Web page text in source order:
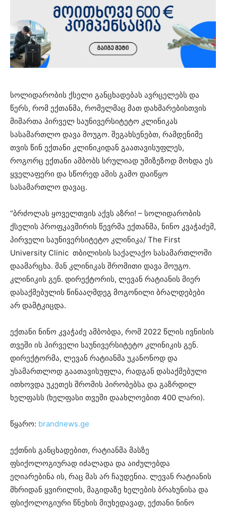
სოლიდარობის ქსელი განცხადებას ავრცელებს და
წერს, რომ ექთანმა, რომელმაც მათ დახმარებისთვის
მიმართა პირველ საუნივერსიტეტო კლინიკას
სასამართლო დავა მოუგო. შეგახსენებთ, რამდენიმე
თვის წინ ექთანი კლინიკიდან გაათავისუფლეს,
როგორც ექთანი ამბობს სრულიად უმიზეზოდ მოხდა ეს
ყველაფერი და სწორედ ამის გამო დაიწყო
სასამართლო დავაც.
“ბრძოლას ყოველთვის აქვს აზრი! – სოლიდარობის
ქსელის პროფკავშირის წევრმა ექთანმა, ნინო კვაჭაძემ,
პირველი საუნივერსიტეტო კლინიკა/ The First
University Clinic თბილისის საქალაქო სასამართლოში
დაამარცხა. მან კლინიკას შრომითი დავა მოუგო.
კლინიკის გენ. დირექტორის, ლევან რატიანის მიერ
დასაქმებულის წინააღმდეგ მოგონილი ბრალდებები
არ დამტკიცდა.
ექთანი ნინო კვაჭაძე ამბობდა, რომ 2022 წლის ივნისის
თვეში ის პირველი საუნივერსიტეტო კლინიკის გენ.
დირექტორმა, ლევან რატიანმა უკანონოდ და
უსამართლოდ გაათავისუფლა, რადგან დასაქმებული
ითხოვდა უკეთეს შრომის პირობებსა და გაზრდილ
ხელფასს (ხელფასი თვეში დაახლოებით 400 ლარი).
წყარო: brandnews.ge
ექთნის განცხადებით, რატიანმა მასზე
ფსიქოლოგიურად იძალადა და აიძულებდა
ეღიარებინა ის, რაც მას არ ჩაუდენია. ლევან რატიანის
მხრიდან ყვირილის, მაგიდაზე ხელების ბრახუნისა და
ფსიქოლოგიური წნეხის მიუხედავად, ექთანი ნინო